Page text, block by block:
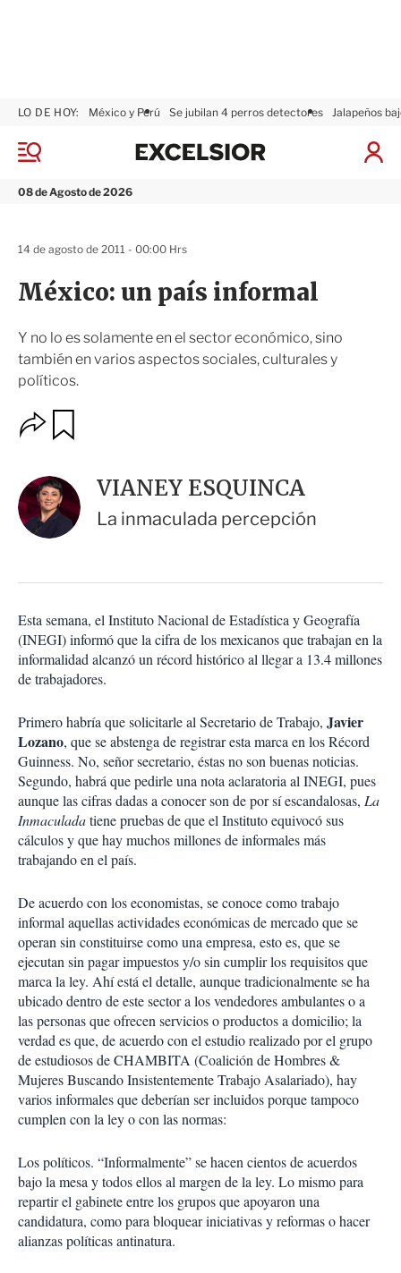
M
n
08 de Agosto de 2026
LO DE HOY: México y Perú Se jubilan 4 perros detectores Jalapeños
I
x
México: un país informal
Y no lo es solamente en el sector económico, sino
también en varios aspectos sociales, culturales y
políticos.
14 de agosto de 2011 - 00:00 Hrs
O
p
o
n
e
s
c
m
p
a
r
t
r
a
r
VIANEY ESQUINCA
La inmaculada percepción
Esta semana, el Instituto Nacional de Estadística y Geografía
(INEGI) informó que la cifra de los mexicanos que trabajan en la
informalidad alcanzó un récord histórico al llegar a 13.4 millones
de trabajadores.
Primero habría que solicitarle al Secretario de Trabajo, Javier
Lozano, que se abstenga de registrar esta marca en los Récord
Guinness. No, señor secretario, éstas no son buenas noticias.
Segundo, habrá que pedirle una nota aclaratoria al INEGI, pues
aunque las cifras dadas a conocer son de por sí escandalosas, La
Inmaculadatiene pruebas de que el Instituto equivocó sus
cálculos y que hay muchos millones de informales más
trabajando en el país.
De acuerdo con los economistas, se conoce como trabajo
informal aquellas actividades económicas de mercado que se
operan sin constituirse como una empresa, esto es, que se
ejecutan sin pagar impuestos y/o sin cumplir los requisitos que
marca la ley. Ahí está el detalle, aunque tradicionalmente se ha
ubicado dentro de este sector a los vendedores ambulantes o a
las personas que ofrecen servicios o productos a domicilio; la
verdad es que, de acuerdo con el estudio realizado por el grupo
de estudiosos de CHAMBITA (Coalición de Hombres &
Mujeres Buscando Insistentemente Trabajo Asalariado), hay
varios informales que deberían ser incluidos porque tampoco
cumplen con la ley o con las normas:
Los políticos. “Informalmente” se hacen cientos de acuerdos
bajo la mesa y todos ellos al margen de la ley. Lo mismo para
repartir el gabinete entre los grupos que apoyaron una
candidatura, como para bloquear iniciativas y reformas o hacer
alianzas políticas antinatura.